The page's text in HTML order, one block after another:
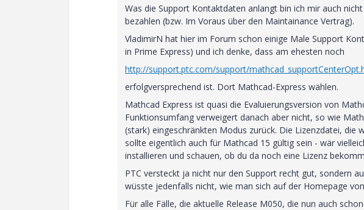
Was die Support Kontaktdaten anlangt bin ich mir auch
bezahlen (bzw. Im Voraus über den Maintainance Vertrag).
VladimirN hat hier im Forum schon einige Male Support
in Prime Express) und ich denke, dass am ehesten noch
http://support.ptc.com/support/
erfolgversprechend ist. Dort Mathcad-Express wählen.
Mathcad Express ist quasi die Evaluierungsversion von
Funktionsumfang verweigert danach aber nicht, so wie
(stark) eingeschränkten Modus zurück. Die Lizenzdatei,
sollte eigentlich auch für Mathcad 15 gültig sein - wär
installieren und schauen, ob du da noch eine Lizenz
PTC versteckt ja nicht nur den Support recht gut, sondern
wüsste jedenfalls nicht, wie man sich auf der Homepage
Für alle Fälle, die aktuelle Release M050, die nun auch